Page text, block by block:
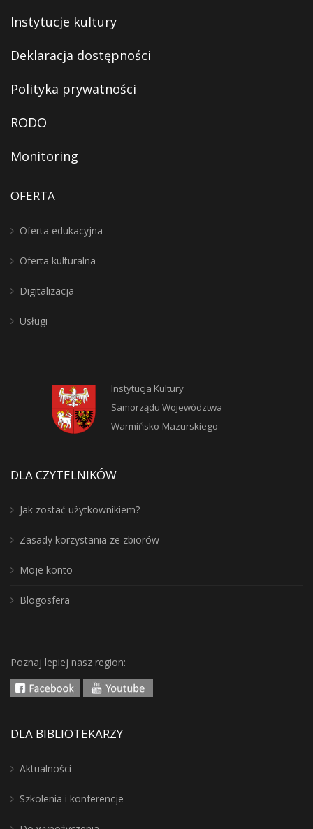
Instytucje kultury
Deklaracja dostępności
Polityka prywatności
RODO
Monitoring
OFERTA
Oferta edukacyjna
Oferta kulturalna
Digitalizacja
Usługi
Instytucja Kultury
Samorządu Województwa
Warmińsko-Mazurskiego
DLA CZYTELNIKÓW
Jak zostać użytkownikiem?
Zasady korzystania ze zbiorów
Moje konto
Blogosfera
Poznaj lepiej nasz region:
DLA BIBLIOTEKARZY
Aktualności
Szkolenia i konferencje